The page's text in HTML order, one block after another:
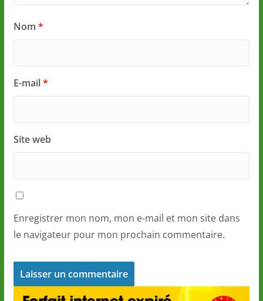
Nom *
E-mail*
Site web
Enregistrer mon nom, mon e-mail et mon site dans
le navigateur pour mon prochain commentaire.